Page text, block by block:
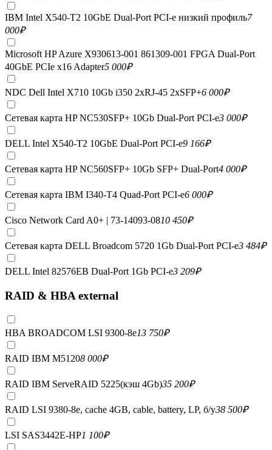
IBM Intel X540-T2 10GbE Dual-Port PCI-e низкий профиль7
000₽
Microsoft HP Azure X930613-001 861309-001 FPGA Dual-Port
40GbE PCIe x16 Adapter5 000₽
NDC Dell Intel X710 10Gb i350 2xRJ-45 2xSFP+6 000₽
Сетевая карта HP NC530SFP+ 10Gb Dual-Port PCI-e3 000₽
DELL Intel X540-T2 10GbE Dual-Port PCI-e9 166₽
Сетевая карта HP NC560SFP+ 10Gb SFP+ Dual-Port4 000₽
Сетевая карта IBM I340-T4 Quad-Port PCI-e6 000₽
Cisco Network Card A0+ | 73-14093-0810 450₽
Сетевая карта DELL Broadcom 5720 1Gb Dual-Port PCI-e3 484₽
DELL Intel 82576EB Dual-Port 1Gb PCI-e3 209₽
RAID & HBA external
HBA BROADCOM LSI 9300-8e13 750₽
RAID IBM M51208 000₽
RAID IBM ServeRAID 5225(кэш 4Gb)35 200₽
RAID LSI 9380-8e, сache 4GB, cable, battery, LP, б/у38 500₽
LSI SAS3442E-HP1 100₽